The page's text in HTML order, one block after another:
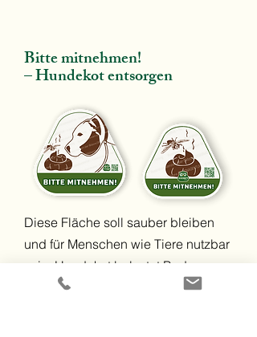
Bitte mitnehmen!
– Hundekot entsorgen
Diese Fläche soll sauber bleiben
und für Menschen wie Tiere nutzbar
sein. Hundekot belastet Boden,
Pflanzen und andere Tiere und